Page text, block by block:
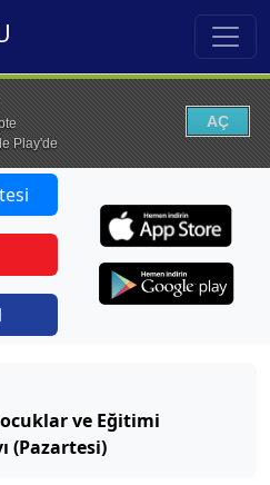
Play'de
AÇ
ve Eğitimi
(Pazartesi)